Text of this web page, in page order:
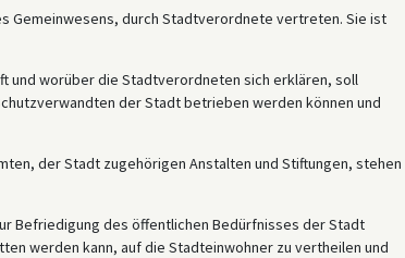
Gemeinwesens, durch Stadtverordnete vertreten. Sie ist
und worüber die Stadtverordneten sich erklären, soll
der Stadt betrieben werden können und
der Stadt zugehörigen Anstalten und Stiftungen, stehen
Befriedigung des öffentlichen Bedürfnisses der Stadt
werden kann, auf die Stadteinwohner zu vertheilen und